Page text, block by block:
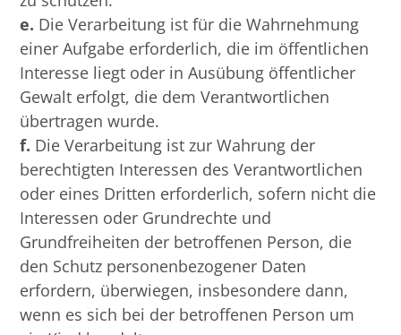
e. Die Verarbeitung ist für die Wahrnehmung
einer Aufgabe erforderlich, die im öffentlichen
Interesse liegt oder in Ausübung öffentlicher
Gewalt erfolgt, die dem Verantwortlichen
übertragen wurde.
f. Die Verarbeitung ist zur Wahrung der
berechtigten Interessen des Verantwortlichen
oder eines Dritten erforderlich, sofern nicht die
Interessen oder Grundrechte und
Grundfreiheiten der betroffenen Person, die
den Schutz personenbezogener Daten
erfordern, überwiegen, insbesondere dann,
wenn es sich bei der betroffenen Person um